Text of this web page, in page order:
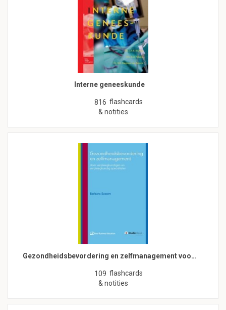
Interne geneeskunde
816 flashcards
& notities
Gezondheidsbevordering en zelfmanagement voo…
109 flashcards
& notities